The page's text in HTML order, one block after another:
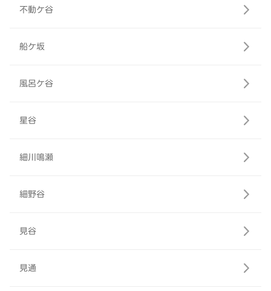
不動ケ谷
船ケ坂
風呂ケ谷
星谷
細川鳴瀬
細野谷
見谷
見通